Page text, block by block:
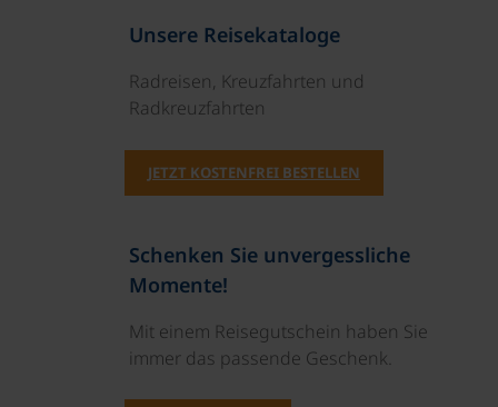
Unsere Reisekataloge
Radreisen, Kreuzfahrten und
Radkreuzfahrten
JETZT KOSTENFREI BESTELLEN
Schenken Sie unvergessliche
Momente!
Mit einem Reisegutschein haben Sie
immer das passende Geschenk.